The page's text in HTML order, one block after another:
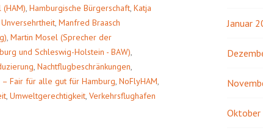
, Hamburgische Bürgerschaft, Katja
, Manfred Braasch
, Martin Mosel (Sprecher der
und Schleswig-Holstein - BAW),
, Nachtflugbeschränkungen,
– Fair für alle gut für Hamburg, NoFlyHAM,
, Umweltgerechtigkeit, Verkehrsflughafen
Januar